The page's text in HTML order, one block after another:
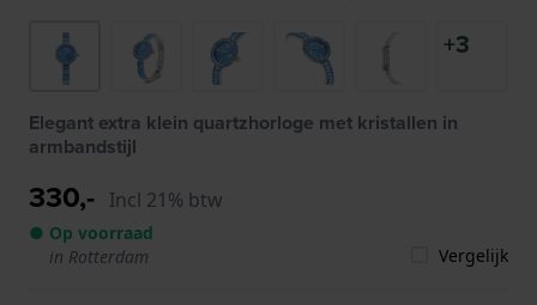
+3
Elegant extra klein quartzhorloge met kristallen in
armbandstijl
330,- Incl 21% btw
● Op voorraad
in Rotterdam
Vergelijk